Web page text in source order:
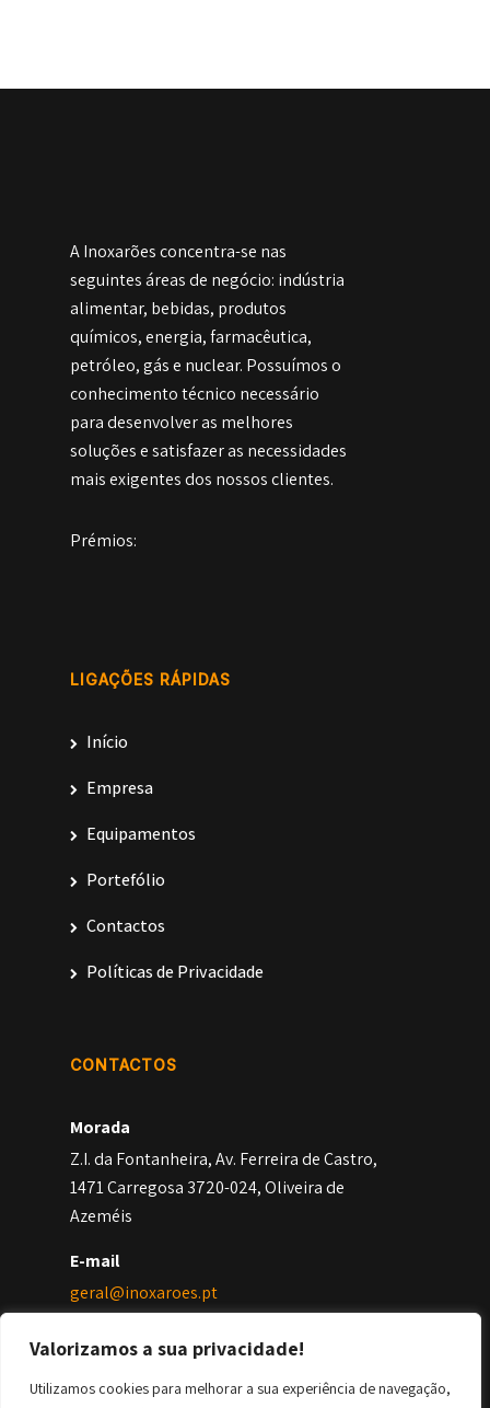
Valorizamos a sua privacidade!
Utilizamos cookies para melhorar a sua experiência de navegação,
A Inoxarões concentra-se nas
seguintes áreas de negócio: indústria
alimentar, bebidas, produtos
químicos, energia, farmacêutica,
petróleo, gás e nuclear. Possuímos o
conhecimento técnico necessário
para desenvolver as melhores
soluções e satisfazer as necessidades
mais exigentes dos nossos clientes.
Prémios:
LIGAÇÕES RÁPIDAS
Início
Empresa
Equipamentos
Portefólio
Contactos
Políticas de Privacidade
CONTACTOS
Morada
Z.I. da Fontanheira, Av. Ferreira de Castro,
1471 Carregosa 3720-024, Oliveira de
Azeméis
E-mail
geral@inoxaroes.pt
Geral
*Chamada para a rede fixa nacional